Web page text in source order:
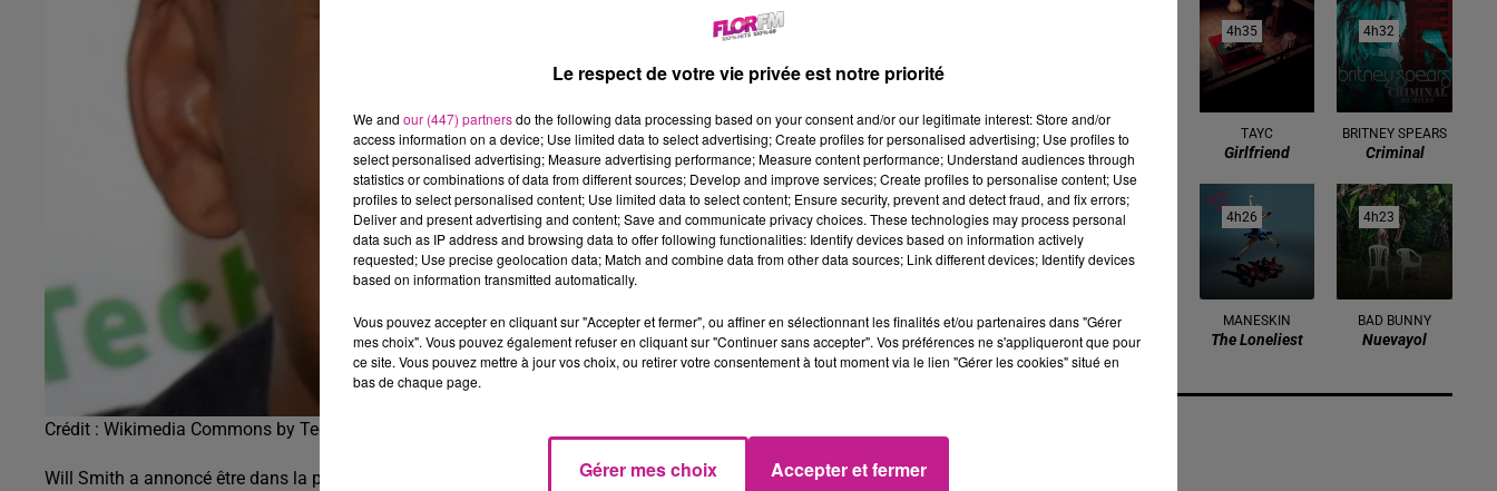
Crédit : Wikimedia Commons by TechCrunch
Will Smith a annoncé être dans la pire forme physique de sa vie. Pour l’occasion, il a publié une photo de lui sur Instagram,
MELISSA
555
4h35
4h35
TAYC
Girlfriend
4h32
4h32
BRITNEY SPEARS
Criminal
4h28
4h28
MARTIN GARRIX
Repeat It
4h26
4h26
MANESKIN
The Loneliest
4h23
4h23
BAD BUNNY
Nuevayol
Le respect de votre vie privée est notre priorité
We and our (447) partnersdo the following data processing based on your consent and/or our legitimate interest: Store and/or
access information on a device; Use limited data to select advertising; Create profiles for personalised advertising; Use profiles to
select personalised advertising; Measure advertising performance; Measure content performance; Understand audiences through
statistics or combinations of data from different sources; Develop and improve services; Create profiles to personalise content; Use
profiles to select personalised content; Use limited data to select content; Ensure security, prevent and detect fraud, and fix errors;
Deliver and present advertising and content; Save and communicate privacy choices. These technologies may process personal
data such as IP address and browsing data to offer following functionalities: Identify devices based on information actively
requested; Use precise geolocation data; Match and combine data from other data sources; Link different devices; Identify devices
based on information transmitted automatically.
Vous pouvez accepter en cliquant sur "Accepter et fermer", ou affiner en sélectionnant les finalités et/ou partenaires dans "Gérer
mes choix". Vous pouvez également refuser en cliquant sur "Continuer sans accepter". Vos préférences ne s'appliqueront que pour
ce site. Vous pouvez mettre à jour vos choix, ou retirer votre consentement à tout moment via le lien "Gérer les cookies" situé en
bas de chaque page.
Gérer mes choix Accepter et fermer